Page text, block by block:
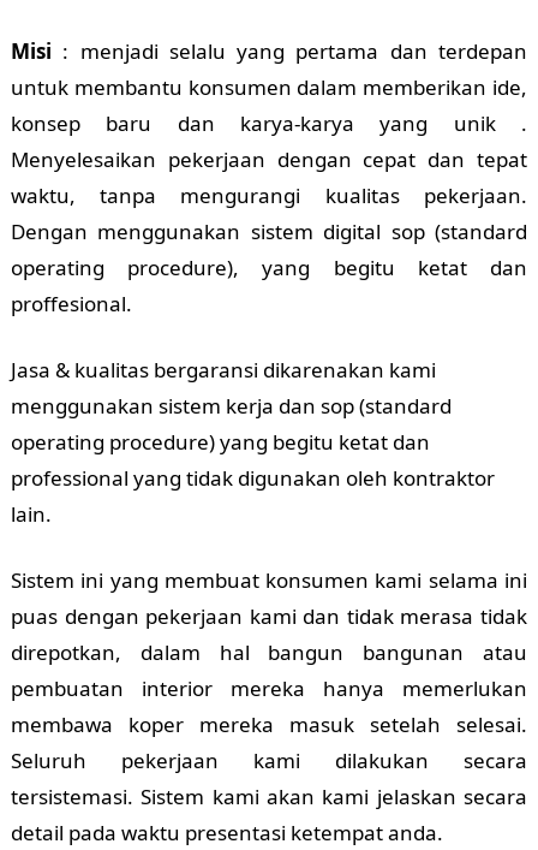
Misi : menjadi selalu yang pertama dan terdepan
untuk membantu konsumen dalam memberikan ide,
konsep baru dan karya-karya yang unik .
Menyelesaikan pekerjaan dengan cepat dan tepat
waktu, tanpa mengurangi kualitas pekerjaan.
Dengan menggunakan sistem digital sop (standard
operating procedure), yang begitu ketat dan
proffesional.
Jasa & kualitas bergaransi dikarenakan kami
menggunakan sistem kerja dan sop (standard
operating procedure) yang begitu ketat dan
professional yang tidak digunakan oleh kontraktor
lain.
Sistem ini yang membuat konsumen kami selama ini
puas dengan pekerjaan kami dan tidak merasa tidak
direpotkan, dalam hal bangun bangunan atau
pembuatan interior mereka hanya memerlukan
membawa koper mereka masuk setelah selesai.
Seluruh pekerjaan kami dilakukan secara
tersistemasi. Sistem kami akan kami jelaskan secara
detail pada waktu presentasi ketempat anda.